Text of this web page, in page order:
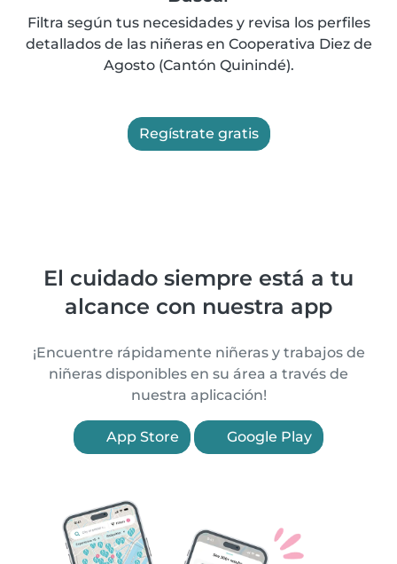
Filtra según tus necesidades y revisa los perfiles
detallados de las niñeras en Cooperativa Diez de
Agosto (Cantón Quinindé).
Regístrate gratis
El cuidado siempre está a tu
alcance con nuestra app
¡Encuentre rápidamente niñeras y trabajos de
niñeras disponibles en su área a través de
nuestra aplicación!
App Store Google Play